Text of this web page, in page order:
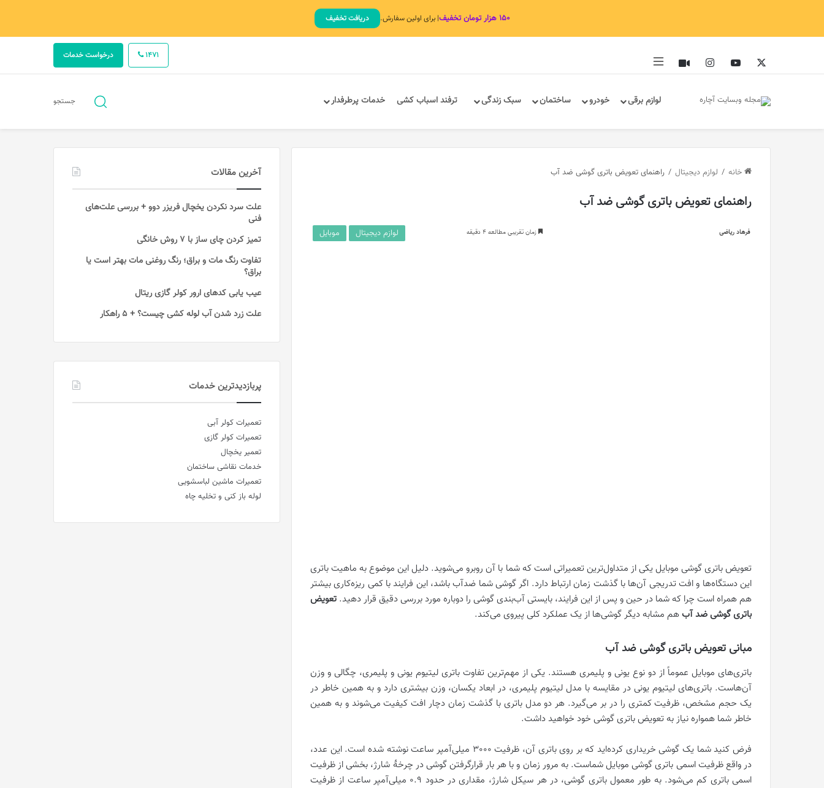
۱۵۰ هزار تومان تخفیف | برای اولین سفارش. دریافت تخفیف
ایکس یوتیوب اینستاگرام آپارات درخواست خدمات 1471
لوازم برقی خودرو ساختمان سبک زندگی ترفند اسباب کشی خدمات پرطرفدار جستجوجستجو
خانه / لوازم دیجیتال / راهنمای تعویض باتری گوشی ضد آب
راهنمای تعویض باتری گوشی ضد آب
فرهاد ریاضی زمان تقریبی مطالعه 4 دقیقه لوازم دیجیتال موبایل
تعویض باتری گوشی موبایل یکی از متداول‌ترین تعمیراتی است که شما با آن روبرو می‌شوید. دلیل این موضوع به ماهیت باتری
این دستگاه‌ها و افت تدریجی آن‌ها با گذشت زمان ارتباط دارد. اگر گوشی شما ضدآب باشد، این فرایند با کمی ریزه‌کاری بیشتر
هم همراه است چرا که شما در حین و پس از این فرایند، بایستی آب‌بندی گوشی را دوباره مورد بررسی دقیق قرار دهید. تعویض
باتری گوشی ضد آبهم مشابه دیگر گوشی‌ها از یک عملکرد کلی پیروی می‌کند.
مبانی تعویض باتری گوشی ضد آب
باتری‌های موبایل عموماً از دو نوع یونی و پلیمری هستند. یکی از مهم‌ترین تفاوت باتری لیتیوم یونی و پلیمری، چگالی و وزن
آن‌هاست. باتری‌های لیتیوم یونی در مقایسه با مدل لیتیوم پلیمری، در ابعاد یکسان، وزن بیشتری دارد و به همین خاطر در
یک حجم مشخص، ظرفیت کمتری را در بر می‌گیرد. هر دو مدل باتری با گذشت زمان دچار افت کیفیت می‌شوند و به همین
خاطر شما همواره نیاز به تعویض باتری گوشی خود خواهید داشت.
فرض کنید شما یک گوشی خریداری کرده‌اید که بر روی باتری آن، ظرفیت 3000 میلی‌آمپر ساعت نوشته شده است. این عدد،
در واقع ظرفیت اسمی باتری گوشی موبایل شماست. به مرور زمان و با هر بار قرارگرفتن گوشی در چرخۀ شارژ، بخشی از ظرفیت
اسمی باتری کم می‌شود. به طور معمول باتری گوشی، در هر سیکل شارژ، مقداری در حدود 0.9 میلی‌آمپر ساعت از ظرفیت
آخرین مقالات
علت سرد نکردن یخچال فریزر دوو + بررسی علت‌های
فنی
تمیز کردن چای ساز با ۷ روش خانگی
تفاوت رنگ مات و براق؛ رنگ روغنی مات بهتر است یا
براق؟
عیب یابی کدهای ارور کولر گازی ریتال
علت زرد شدن آب لوله کشی چیست؟ + 5 راهکار
پربازدیدترین خدمات
تعمیرات کولر آبی
تعمیرات کولر گازی
تعمیر یخچال
خدمات نقاشی ساختمان
تعمیرات ماشین لباسشویی
لوله باز کنی و تخلیه چاه